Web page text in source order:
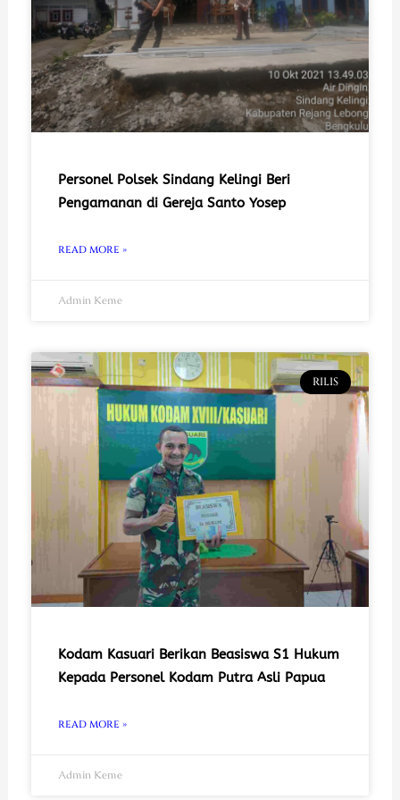
Personel Polsek Sindang Kelingi Beri
Pengamanan di Gereja Santo Yosep
READ MORE »
Admin Keme
RILIS
Kodam Kasuari Berikan Beasiswa S1 Hukum
Kepada Personel Kodam Putra Asli Papua
READ MORE »
Admin Keme